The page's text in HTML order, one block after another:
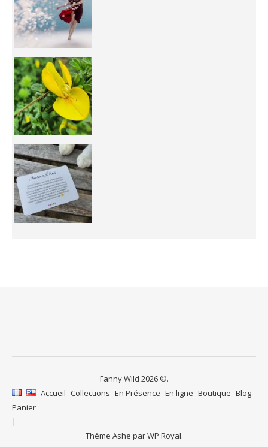
Fanny Wild 2026 ©.
Accueil Collections En Présence En ligne Boutique Blog
Panier
Thème Ashe parWP Royal.